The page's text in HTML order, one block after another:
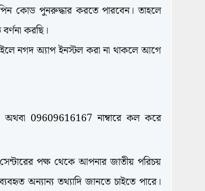
কোড পুনরুদ্ধার করতে পারবেন। তাহলে
করছি।
নগদ অ্যাপ ইনস্টল করা না থাকলে আগে
09609616167 নাম্বারে কল করে
পক্ষ থেকে আপনার জাতীয় পরিচয়
অন্যান্য তথ্যাদি জানতে চাইতে পারে।